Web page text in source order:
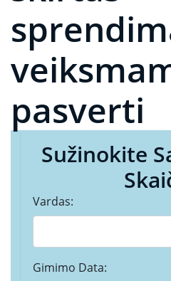
pasverti
Sužinokite
Vardas:
Gimimo Data: